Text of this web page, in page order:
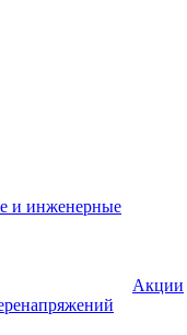
и инженерные
Акции